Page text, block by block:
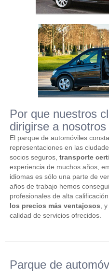
Por que nuestros
dirigirse a nosotros
El parque de automóviles
representaciones en las
socios seguros, transporte
experiencia de muchos años,
idiomas es sólo una parte de
años de trabajo hemos
profesionales de alta
los precios más ventajosos ,
calidad de servicios ofrecidos.
Parque de